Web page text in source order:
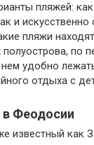
пляжей:
и искусственно
пляжи
по
удобно
отдыха с
Феодосии
известный как